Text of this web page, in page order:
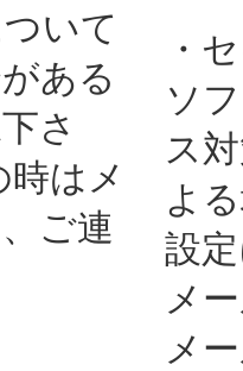
いて
ある
さ
はメ
ご連
・
ソ
ス
よ
設
メ
メ